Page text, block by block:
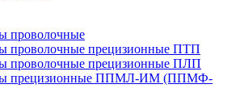
проволочные
проволочные прецизионные ПТП
проволочные прецизионные ПЛП
прецизионные ППМЛ-ИМ (ППМФ-